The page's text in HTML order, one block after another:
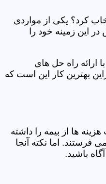
کرد؟ یکی از مواردی
این زمینه خود را
ارائه راه حل های
بهترین کار این است که
ها از بیمه را داشته
فرستند. اما نکته آنجا
باشید.